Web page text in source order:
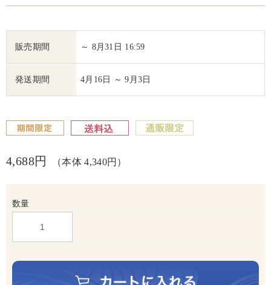
販売期間 ～ 8月31日 16:59
発送期間 4月16日 ～ 9月3日
4,688円 （本体 4,340円）
数量